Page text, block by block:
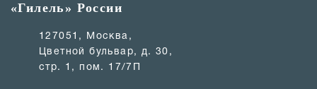
«Гилель» России
127051, Москва,
Цветной бульвар, д. 30,
стр. 1, пом. 17/7П